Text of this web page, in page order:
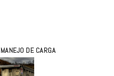
DE CARGA